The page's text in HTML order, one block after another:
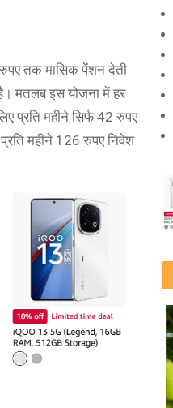
तक मासिक पेंशन देती
मतलब इस योजना में हर
प्रति महीने सिर्फ 42 रुपए
महीने 126 रुपए निवेश